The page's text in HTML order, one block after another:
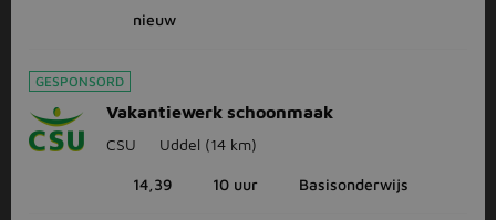
nieuw
GESPONSORD
Vakantiewerk schoonmaak
CSU Uddel (14 km)
14,39 10 uur Basisonderwijs